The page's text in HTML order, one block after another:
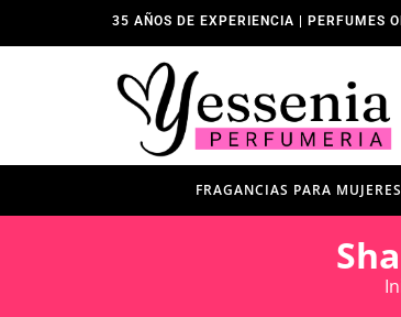
35 AÑOS DE EXPERIENCIA | PERFUMES
FRAGANCIAS PARA MUJERES